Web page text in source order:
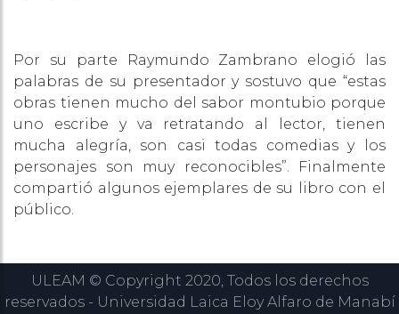
Por su parte Raymundo Zambrano elogió las
palabras de su presentador y sostuvo que “estas
obras tienen mucho del sabor montubio porque
uno escribe y va retratando al lector, tienen
mucha alegría, son casi todas comedias y los
personajes son muy reconocibles”. Finalmente
compartió algunos ejemplares de su libro con el
público.
ULEAM © Copyright 2020, Todos los derechos
reservados - Universidad Laica Eloy Alfaro de Manabí